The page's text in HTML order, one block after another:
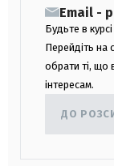
Email -
Будьте в
Перейдіть на
обрати ті, що
інтересам.
ДО